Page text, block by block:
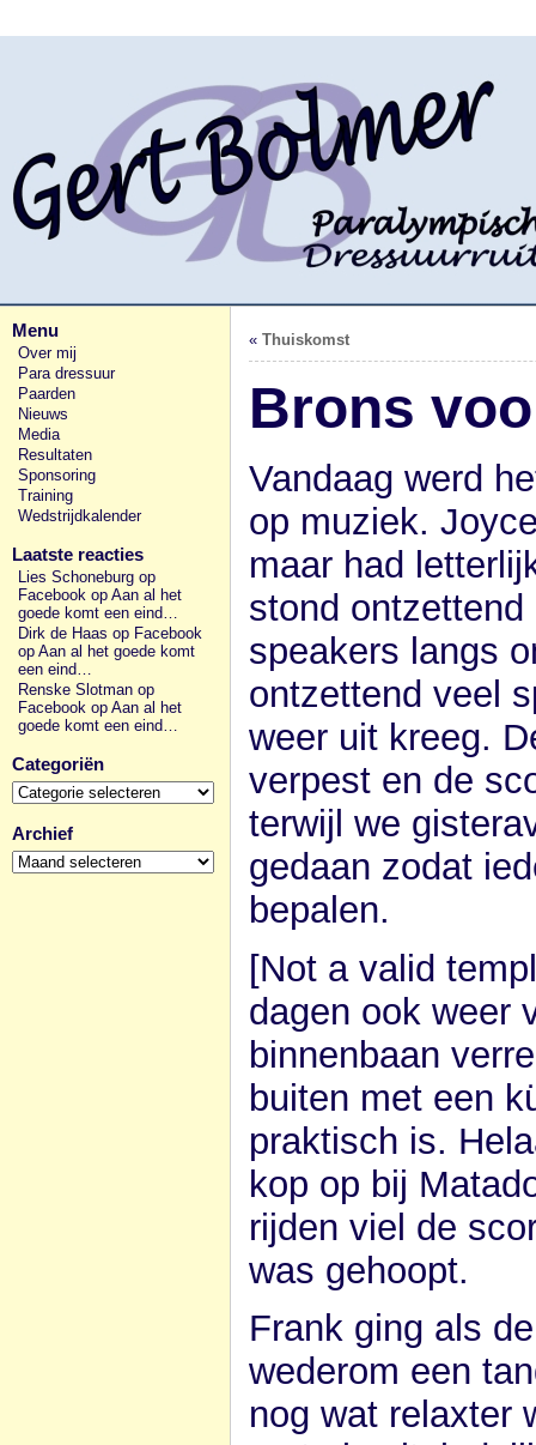
Menu
Over mij
Para dressuur
Paarden
Nieuws
Media
Resultaten
Sponsoring
Training
Wedstrijdkalender
Laatste reacties
Lies Schoneburg op
Facebook op Aan al het
goede komt een eind…
Dirk de Haas op Facebook
op Aan al het goede komt
een eind…
Renske Slotman op
Facebook op Aan al het
goede komt een eind…
Categoriën
Categoriën
Archief
Archief
« Thuiskomst
Brons
Vandaag werd
op muziek.
maar had
stond ontzettend
speakers langs
ontzettend veel
weer uit kreeg.
verpest en de
terwijl we
gedaan zodat
bepalen.
[Not a valid
dagen ook weer
binnenbaan
buiten met een
praktisch is.
kop op bij
rijden viel de
was gehoopt.
Frank ging als
wederom een
nog wat relaxter